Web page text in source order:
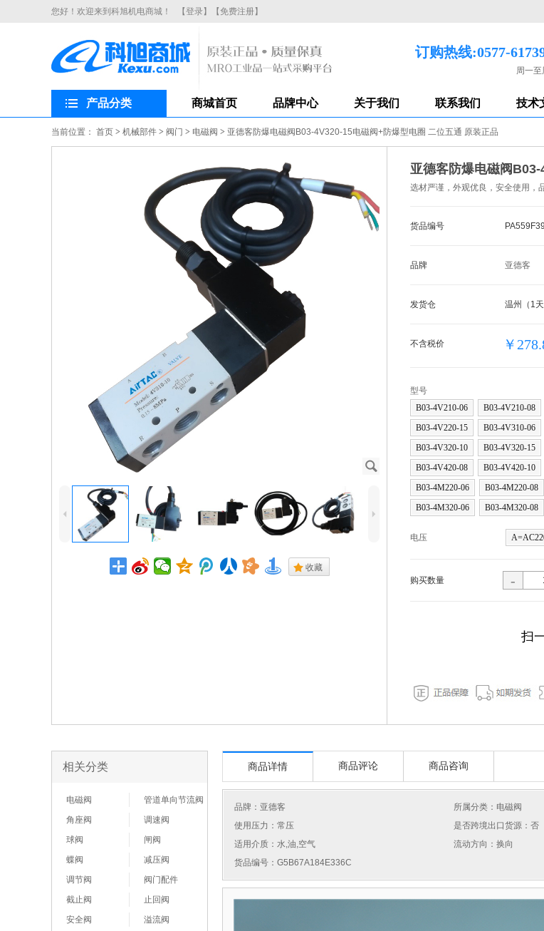
您好！欢迎来到科旭机电商城！ 【登录】 【免费注册】
订购热线:0577-
周一
产品分类 商城首页 品牌中心 关于我们 联系我们 技术
当前位置： 首页 > 机械部件 > 阀门 > 电磁阀 > 亚德客防爆电磁阀B03-4V320-15电磁阀+防爆型电圈 二位五通 原装正品
J
4 5
. 收藏
亚德客防爆电磁阀
选材严谨，外观优良，安全使用，
货品编号
品牌 亚德客
发货仓 温州（1天
不含税价 ￥
型号
B03-4V210-06
B03-4V210-08
B03-4V220-15
B03-4V310-06
B03-4V320-10
B03-4V320-15
B03-4V420-08
B03-4V420-10
B03-4M220-06
B03-4M220-08
B03-4M320-06
B03-4M320-08
电压
购买数量 -
扫
相关分类
电磁阀
管道单向节流阀
角座阀
调速阀
球阀
闸阀
蝶阀
减压阀
调节阀
阀门配件
截止阀
止回阀
安全阀
溢流阀
商品详情 商品评论 商品咨询
品牌： 亚德客 所属分类：电磁阀
使用压力：常压
是否跨境出口货源：否
适用介质：水,油,空气
流动方向：换向
货品编号：G5B67A184E336C